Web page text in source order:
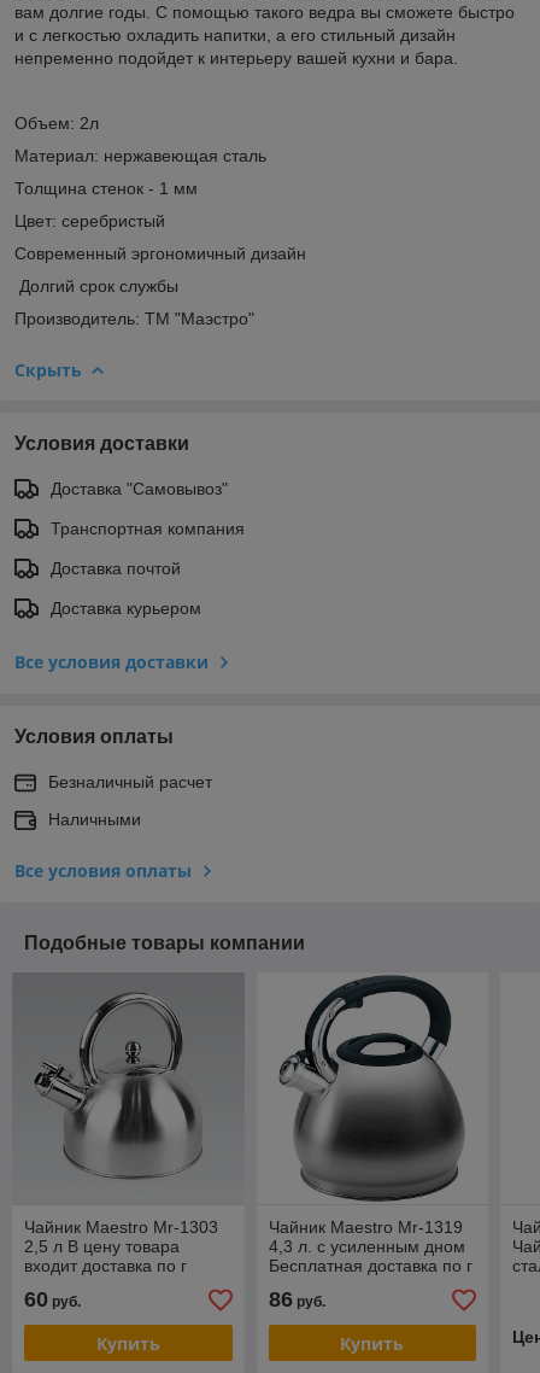
вам долгие годы. С помощью такого ведра вы сможете быстро
и с легкостью охладить напитки, а его стильный дизайн
непременно подойдет к интерьеру вашей кухни и бара.
Объем: 2л
Материал: нержавеющая сталь
Толщина стенок - 1 мм
Цвет: серебристый
Современный эргономичный дизайн
Долгий срок службы
Производитель: ТМ "Маэстро"
Скрыть
Условия доставки
Доставка "Самовывоз"
Транспортная компания
Доставка почтой
Доставка курьером
Все условия доставки
Условия оплаты
Безналичный расчет
Наличными
Все условия оплаты
Подобные товары компании
Чайник Maestro Mr-1303
2,5 л В цену товара
входит доставка по г
60 руб.
Купить
Чайник Maestro Mr-1319
4,3 л. с усиленным дном
Бесплатная доставка по г
86руб.
Купить